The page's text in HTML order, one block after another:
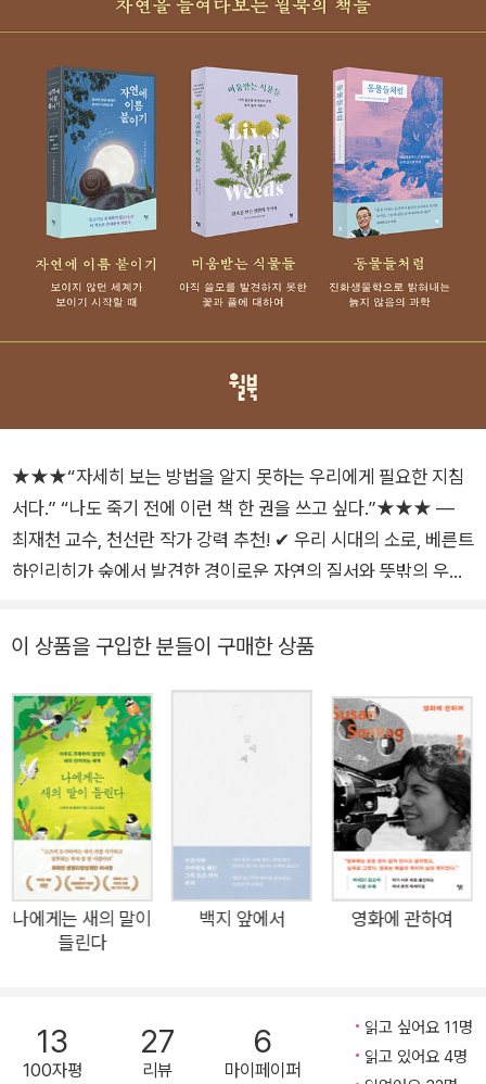
★★★“자세히 보는 방법을 알지 못하는 우리에게 필요한 지침
서다.” “나도 죽기 전에 이런 책 한 권을 쓰고 싶다.”★★★ ―
최재천 교수, 천선란 작가 강력 추천! ✔ 우리 시대의 소로, 베른트
하인리히가 숲에서 발견한 경이로운 자연의 질서와 뜻밖의 우정
리고 인간 모든 생명은 서로 연결되어 있다는 감각에서 오는 경이
동식물 세밀화 20점까지 세계적인 생물학자이자 울트라마라톤
기록 보유자 베른트 하인리히가 대자연 속에서 40년 동안 기록
해온 수많은 생명의 관찰기 『모든 이야기는 숲에서 시작되었다』
가 출간되었다. 마흔의 나이에 캘리포니아주립대학교 정교수직
을 반납하고 돌연 메인주 숲속에 오두막을 지은 하인리히는 집이
자 실험실인 그곳에서 온갖 생물을 탐구하며 독자적인 연구를 이
어갔다. 『모든 이야기는 숲에서 시작되었다』는 그가 평생토록 숲
에서 만난 모든 생명에 관한 기록으로, 하인리히 에세이의 결정판
이다. 애정을 가지고 파고 들다 보면 보이지 않던 것들이 보이기
한다. 또한 세계 각지를 방문하며 만난 다양한 생물종에 관한 놀
라운 기록도 곁들인다. 몇 초 만에 터지듯이 만개하는 노랑꽃창포
이 상품을 구입한 분들이 구매한 상품
나에게는 새의 말이
들린다
백지 앞에서 영화에 관하여
13
100자평
27
리뷰
6
마이페이퍼
읽고 싶어요 11명
읽고 있어요 4명